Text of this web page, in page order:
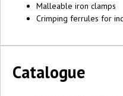
Malleable iron clamps
Crimping ferrules for
Catalogue